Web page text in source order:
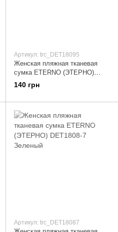
Артикул: trc_DET18095
Женская пляжная тканевая
сумка ETERNO (ЭТЕРНО)
DET1809-5 Желтый
140 грн
Артикул: trc_DET18087